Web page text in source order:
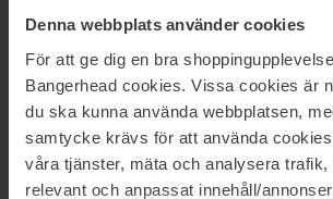
Denna webbplats använder cookies
För att ge dig en bra
Bangerhead cookies. Vissa cookies är
du ska kunna använda webbplatsen,
samtycke krävs för att använda
våra tjänster, mäta och analysera trafik,
relevant och anpassat innehåll/
så vi opsnapper hurtigt de seneste trends
hårpleje mærke Bangerhead Professional,
tilbyde produkter såsom shampoo, balsam,
varmespray og saltvandsspray – Du kan altid
sortiment på bangerhead.dk